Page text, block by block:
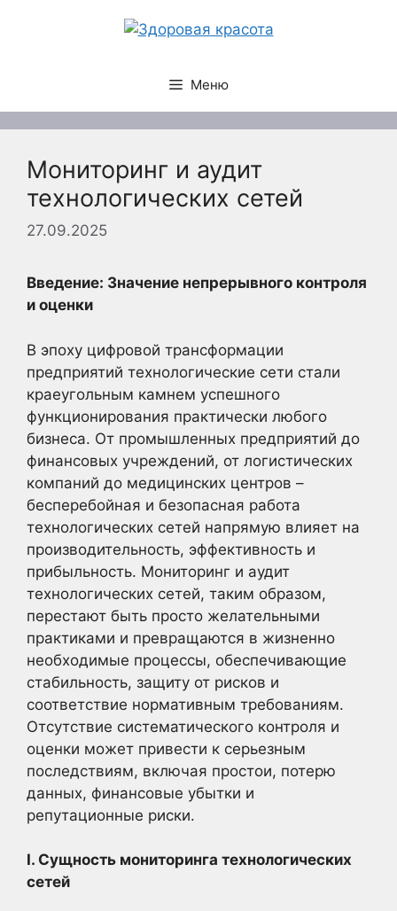
Меню
Мониторинг и аудит
технологических сетей
27.09.2025
Введение: Значение непрерывного контроля
и оценки
В эпоху цифровой трансформации
предприятий технологические сети стали
краеугольным камнем успешного
функционирования практически любого
бизнеса. От промышленных предприятий до
финансовых учреждений, от логистических
компаний до медицинских центров –
бесперебойная и безопасная работа
технологических сетей напрямую влияет на
производительность, эффективность и
прибыльность. Мониторинг и аудит
технологических сетей, таким образом,
перестают быть просто желательными
практиками и превращаются в жизненно
необходимые процессы, обеспечивающие
стабильность, защиту от рисков и
соответствие нормативным требованиям.
Отсутствие систематического контроля и
оценки может привести к серьезным
последствиям, включая простои, потерю
данных, финансовые убытки и
репутационные риски.
I. Сущность мониторинга технологических
сетей